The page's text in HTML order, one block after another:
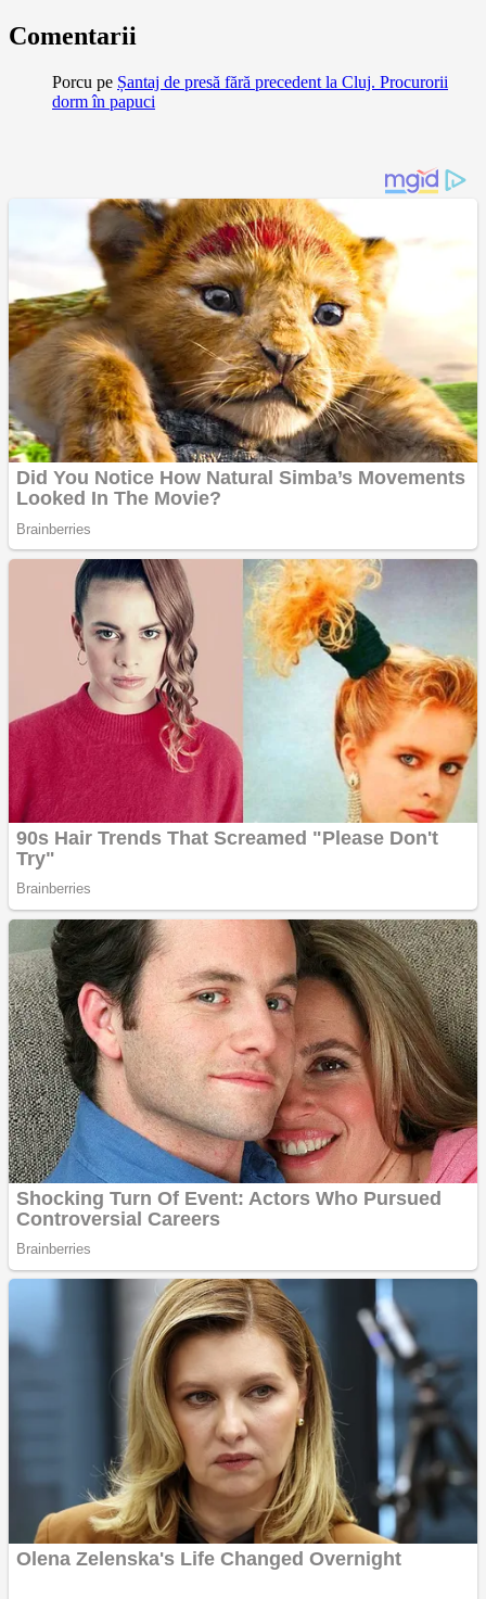
Comentarii
Porcu pe Șantaj de presă fără precedent la Cluj. Procurorii
dorm în papuci